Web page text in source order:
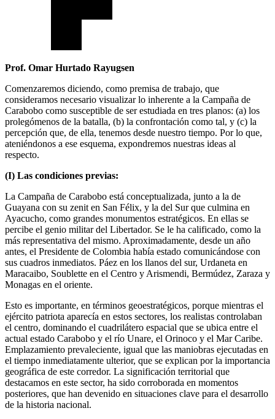
Prof. Omar Hurtado Rayugsen
Comenzaremos diciendo, como premisa de trabajo, que
consideramos necesario visualizar lo inherente a la Campaña de
Carabobo como susceptible de ser estudiada en tres planos: (a) los
prolegómenos de la batalla, (b) la confrontación como tal, y (c) la
percepción que, de ella, tenemos desde nuestro tiempo. Por lo que,
ateniéndonos a ese esquema, expondremos nuestras ideas al
respecto.
(I) Las condiciones previas:
La Campaña de Carabobo está conceptualizada, junto a la de
Guayana con su zenit en San Félix, y la del Sur que culmina en
Ayacucho, como grandes monumentos estratégicos. En ellas se
percibe el genio militar del Libertador. Se le ha calificado, como la
más representativa del mismo. Aproximadamente, desde un año
antes, el Presidente de Colombia había estado comunicándose con
sus cuadros inmediatos. Páez en los llanos del sur, Urdaneta en
Maracaibo, Soublette en el Centro y Arismendi, Bermúdez, Zaraza y
Monagas en el oriente.
Esto es importante, en términos geoestratégicos, porque mientras el
ejército patriota aparecía en estos sectores, los realistas controlaban
el centro, dominando el cuadrilátero espacial que se ubica entre el
actual estado Carabobo y el río Unare, el Orinoco y el Mar Caribe.
Emplazamiento prevaleciente, igual que las maniobras ejecutadas en
el tiempo inmediatamente ulterior, que se explican por la importancia
geográfica de este corredor. La significación territorial que
destacamos en este sector, ha sido corroborada en momentos
posteriores, que han devenido en situaciones clave para el desarrollo
de la historia nacional.